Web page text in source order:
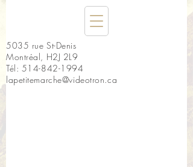
5035 rue St-Denis
Montréal, H2J 2L9
Tél: 514-842-1994
lapetitemarche@videotron.ca